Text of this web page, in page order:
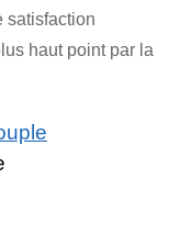
satisfaction
haut point par la